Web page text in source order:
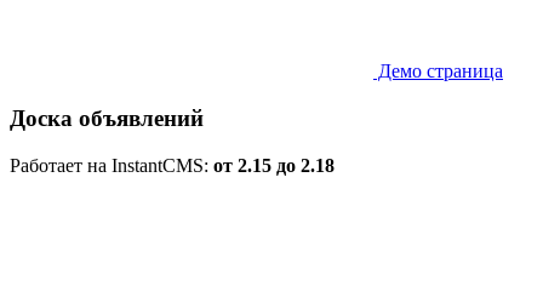
Демо страница
Доска объявлений
Работает на InstantCMS: от 2.15 до 2.18